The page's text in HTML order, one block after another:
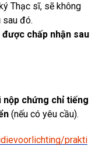
Thạc sĩ, sẽ không
sau đó.
chấp nhận sau
nộp chứng chỉ tiếng
(nếu có yêu cầu).
prakti